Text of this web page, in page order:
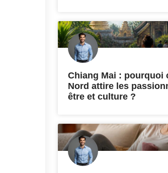
Chiang Mai : pourquoi
Nord attire les
être et culture ?